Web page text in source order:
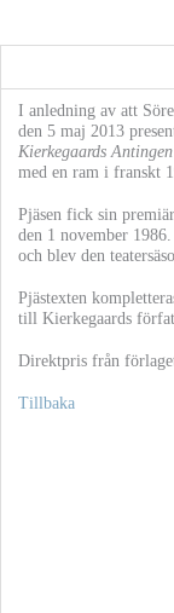
I anledning av att
den 5 maj 2013
Kierkegaards
med en ram i franskt
Pjäsen fick sin
den 1 november
och blev den
Pjästexten
till Kierkegaards
Direktpris från
Tillbaka